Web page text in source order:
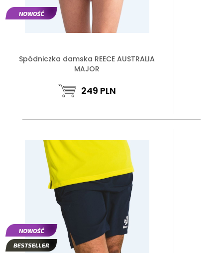
Spódniczka damska REECE AUSTRALIA
MAJOR
249 PLN